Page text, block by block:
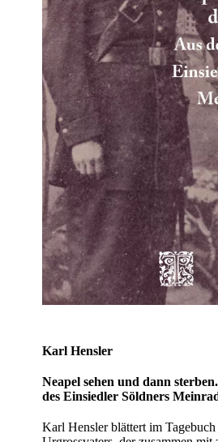
Karl Hensler
Neapel sehen und dann
des Einsiedler Söldners
Karl Hensler blättert im Tagebuch